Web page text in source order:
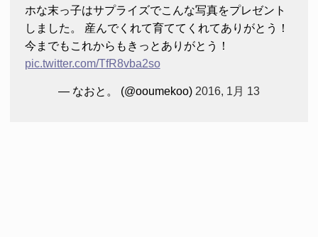
ホな末っ子はサプライズでこんな写真をプレゼント
しました。 産んでくれて育ててくれてありがとう！
今までもこれからもきっとありがとう！
pic.twitter.com/TfR8vba2so
— なおと。 (@ooumekoo) 2016, 1月 13